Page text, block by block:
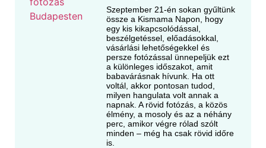
Szeptember 21-én sokan gyűltünk
össze a Kismama Napon, hogy
egy kis kikapcsolódással,
beszélgetéssel, előadásokkal,
vásárlási lehetőségekkel és
persze fotózással ünnepeljük ezt
a különleges időszakot, amit
babavárásnak hívunk. Ha ott
voltál, akkor pontosan tudod,
milyen hangulata volt annak a
napnak. A rövid fotózás, a közös
élmény, a mosoly és az a néhány
perc, amikor végre rólad szólt
minden – még ha csak rövid időre
is.